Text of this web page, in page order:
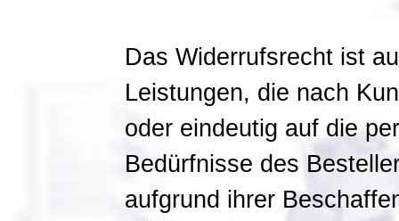
Das Widerrufsrecht ist
Leistungen, die nach
oder eindeutig auf die
Bedürfnisse des
aufgrund ihrer